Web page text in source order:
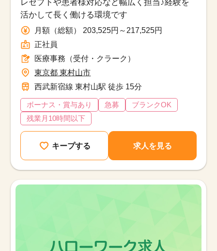
レセプトや患者様対応など幅広く担当♪経験を
活かして長く働ける環境です
月額（総額） 203,525円～217,525円
正社員
医療事務（受付・クラーク）
東京都 東村山市
西武新宿線 東村山駅 徒歩 15分
ボーナス・賞与あり 急募
ブランクOK
残業月10時間以下
キープする 求人を見る